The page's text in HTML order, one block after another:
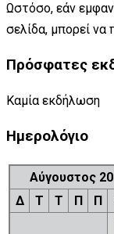
Ωστόσο, εάν
σελίδα, μπορεί να
Πρόσφατες
Καμία εκδήλωση
Ημερολόγιο
Αύγουστος
Δ
Τ Τ Π Π